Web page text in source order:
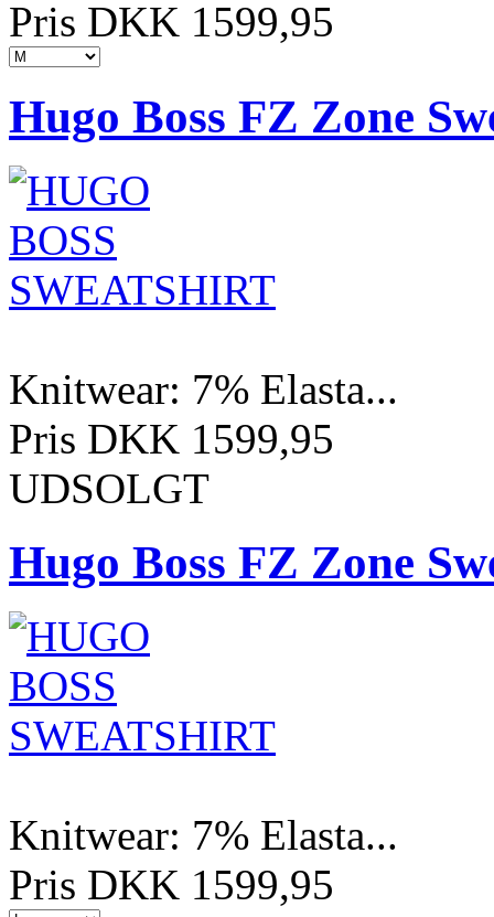
Pris DKK 1599,95
Hugo Boss FZ Zone
Knitwear: 7% Elasta...
Pris DKK 1599,95
UDSOLGT
Hugo Boss FZ Zone
Knitwear: 7% Elasta...
Pris DKK 1599,95